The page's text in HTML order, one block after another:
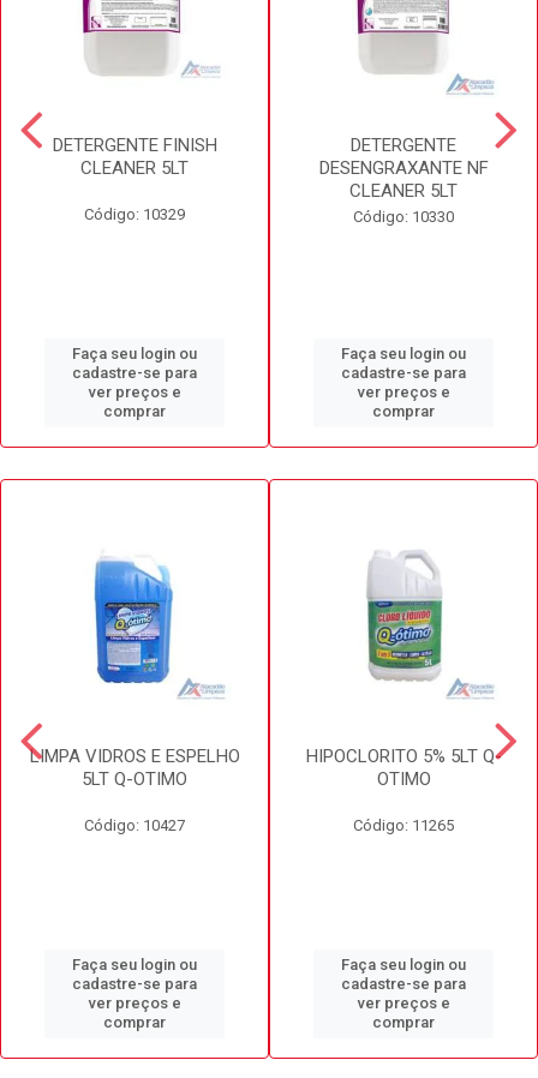
DETERGENTE FINISH
CLEANER 5LT
Código: 10329
Faça seu login ou
cadastre-se para
ver preços e
comprar
DETERGENTE
DESENGRAXANTE NF
CLEANER 5LT
Código: 10330
Faça seu login ou
cadastre-se para
ver preços e
comprar
LIMPA VIDROS E ESPELHO
5LT Q-OTIMO
Código: 10427
Faça seu login ou
cadastre-se para
ver preços e
comprar
HIPOCLORITO 5% 5LT Q-
OTIMO
Código: 11265
Faça seu login ou
cadastre-se para
ver preços e
comprar